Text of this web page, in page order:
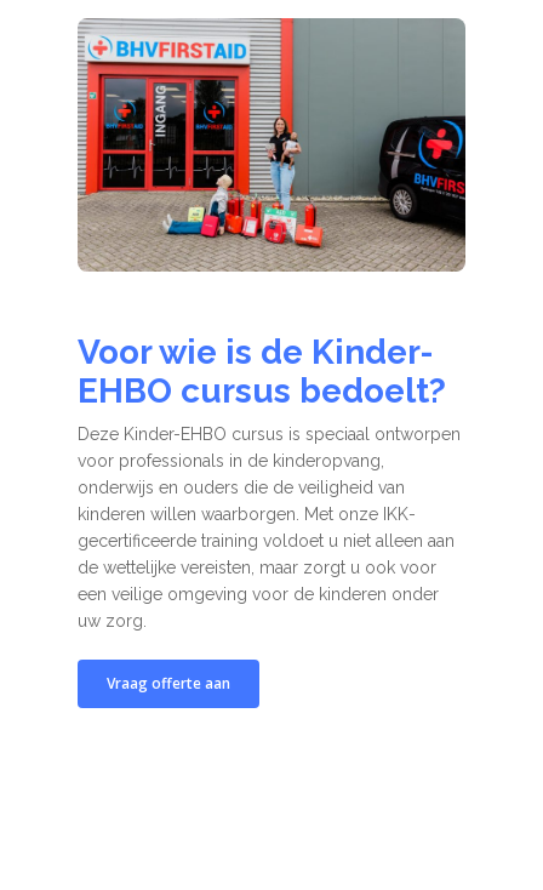
Voor wie is de Kinder-
EHBO cursus bedoelt?
Deze Kinder-EHBO cursus is speciaal ontworpen
voor professionals in de kinderopvang,
onderwijs en ouders die de veiligheid van
kinderen willen waarborgen. Met onze IKK-
gecertificeerde training voldoet u niet alleen aan
de wettelijke vereisten, maar zorgt u ook voor
een veilige omgeving voor de kinderen onder
uw zorg.
Vraag offerte aan